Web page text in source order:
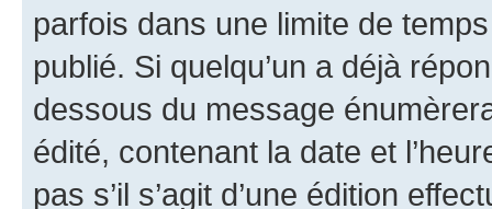
parfois dans une limite de
publié. Si quelqu’un a déjà
dessous du message
édité, contenant la date et
pas s’il s’agit d’une édition